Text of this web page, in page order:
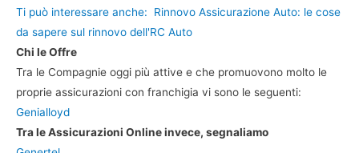
Ti può interessare anche:
Rinnovo Assicurazione Auto: le cose
da sapere sul rinnovo dell'RC Auto
Chi le Offre
Tra le Compagnie oggi più attive e che promuovono molto le
proprie assicurazioni con franchigia vi sono le seguenti:
Genialloyd
Tra le Assicurazioni Online invece, segnaliamo